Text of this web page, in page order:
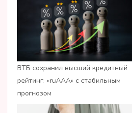
ВТБ сохранил высший кредитный
рейтинг: «ruАAA» с стабильным
прогнозом